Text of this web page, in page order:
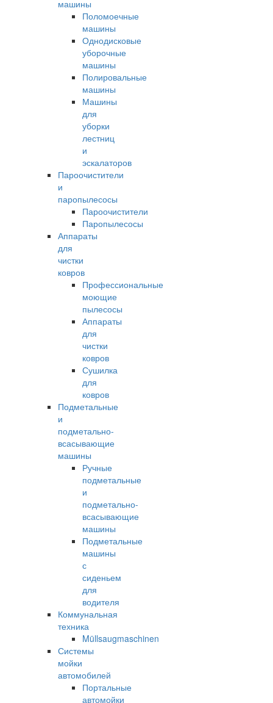
машины
Поломоечные
машины
Однодисковые
уборочные
машины
Полировальные
машины
Машины
для
уборки
лестниц
и
эскалаторов
Пароочистители
и
паропылесосы
Пароочистители
Паропылесосы
Аппараты
для
чистки
ковров
Профессиональные
моющие
пылесосы
Аппараты
для
чистки
ковров
Сушилка
для
ковров
Подметальные
и
подметально-
всасывающие
машины
Ручные
подметальные
и
подметально-
всасывающие
машины
Подметальные
машины
с
сиденьем
для
водителя
Коммунальная
техника
Müllsaugmaschinen
Системы
мойки
автомобилей
Портальные
автомойки